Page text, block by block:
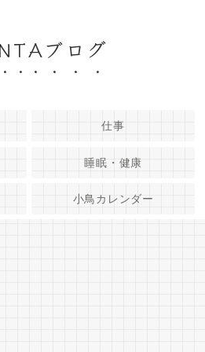
ブログ
仕事
睡眠・健康
小鳥カレンダー